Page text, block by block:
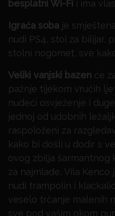
besplatni Wi-Fi i ima
Igraća soba je
nudi PS4, stol za bilijar,
stolni nogomet, sve
Veliki vanjski bazen će
pažnje tijekom vrućih
nudeći osvježenje i
jednoj od udobnih
raspoloženi za
kako bi došli u dodir s
ovog zbilja šarmantnog
za najmlađe, Vila
nudi trampolin i
veselo trčanje malenih
sve pod vašim okom